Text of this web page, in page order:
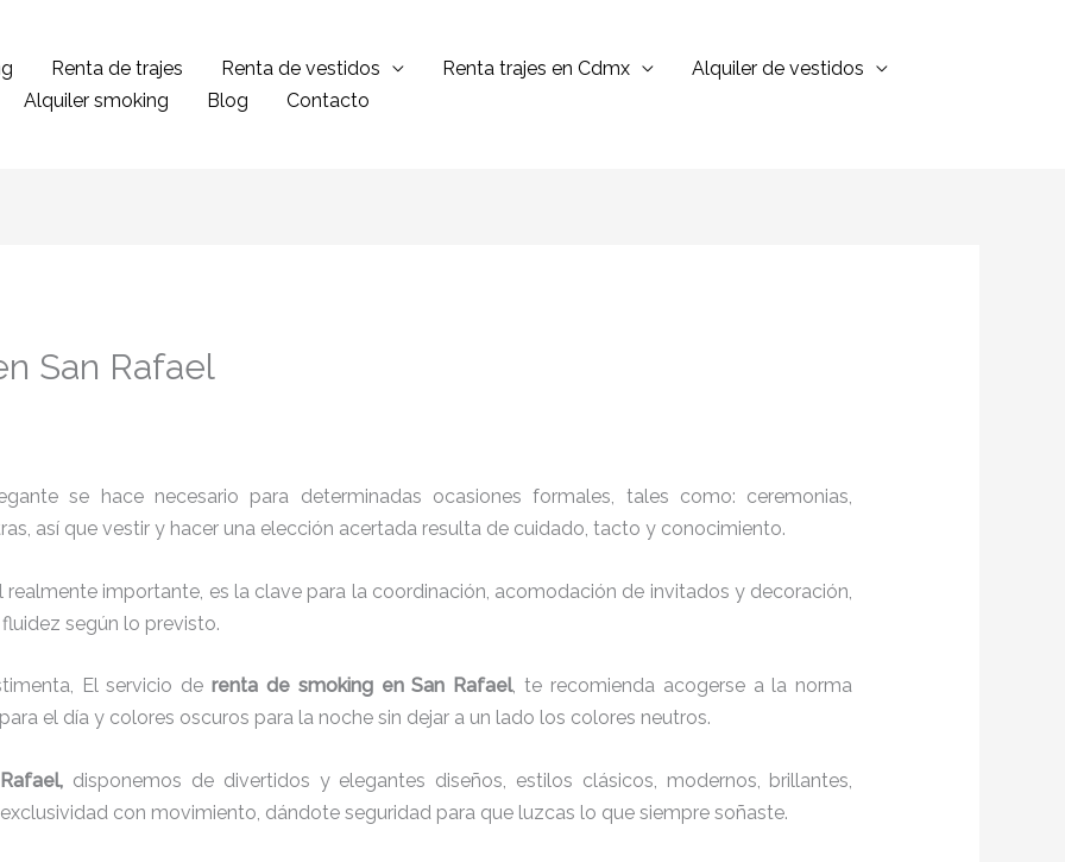
Renta de trajes Renta de vestidos Renta trajes en Cdmx
Alquiler de vestidos
Alquiler smoking Blog Contacto
San Rafael
se hace necesario para determinadas ocasiones formales, tales como: ceremonias,
así que vestir y hacer una elección acertada resulta de cuidado, tacto y conocimiento.
realmente importante, es la clave para la coordinación, acomodación de invitados y decoración,
según lo previsto.
El servicio derenta de smoking en San Rafael, te recomienda acogerse a la norma
el día y colores oscuros para la noche sin dejar a un lado los colores neutros.
disponemos de divertidos y elegantes diseños, estilos clásicos, modernos, brillantes,
con movimiento, dándote seguridad para que luzcas lo que siempre soñaste.